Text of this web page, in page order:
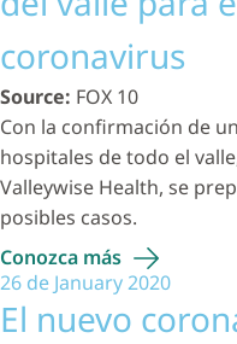
coronavirus
Source: FOX 10
Con la confirmación de
hospitales de todo el
Valleywise Health, se
posibles casos.
Conozca más
26 de January 2020
El nuevo